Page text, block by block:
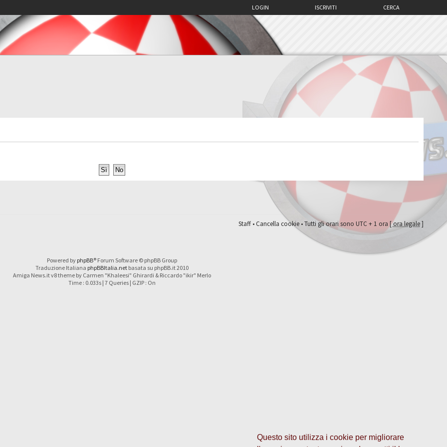
Questo sito utilizza i cookie per migliorare
CERCA
ISCRIVITI
LOGIN
Staff•Cancella cookie• Tutti gli orari sono UTC + 1 ora [ora legale]
Powered by phpBB® Forum Software © phpBB Group
Traduzione Italiana phpBBItalia.netbasata su phpBB.it 2010
Amiga News.it v8 theme by Carmen "Khaleesi" Ghirardi & Riccardo "ikir" Merlo
Time : 0.033s | 7 Queries | GZIP : On